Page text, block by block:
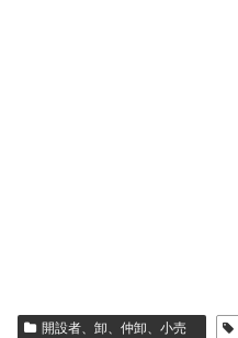
開設者、卸、仲卸、小売